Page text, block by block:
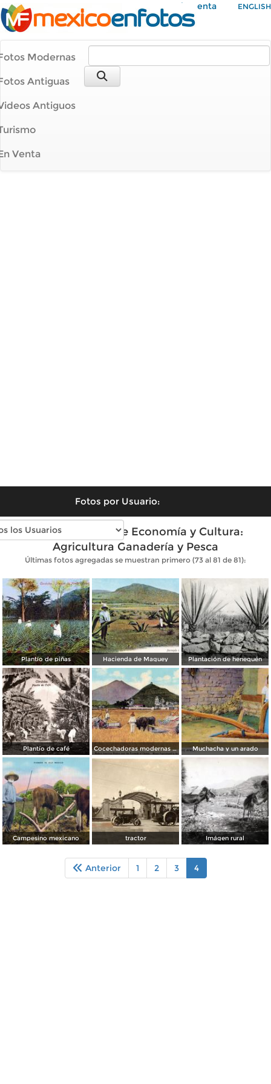
Mi Cuenta ENGLISH
Modernas
Antiguas
Antiguos
Venta
Fotos por Usuario:
Fotos antiguas de Economía y Cultura:
Agricultura Ganadería y Pesca
Últimas fotos agregadas se muestran primero (73 al 81 de 81):
Plantío de piñas Hacienda de Maguey Plantación de henequén
Plantío de café Cocechadoras modernas cerca de las pirámides de Cholula Muchacha y un arado
Campesino mexicano tractor Imágen rural
Anterior 1 2 3 4